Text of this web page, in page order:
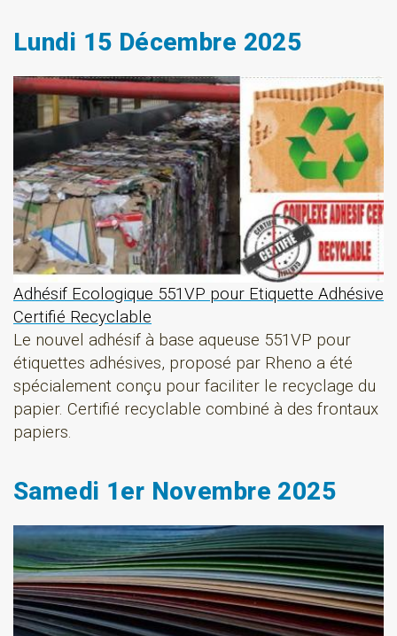
Lundi 15 Décembre 2025
Adhésif Ecologique 551VP pour Etiquette Adhésive
Certifié Recyclable
Le nouvel adhésif à base aqueuse 551VP pour
étiquettes adhésives, proposé par Rheno a été
spécialement conçu pour faciliter le recyclage du
papier. Certifié recyclable combiné à des frontaux
papiers.
Samedi 1er Novembre 2025